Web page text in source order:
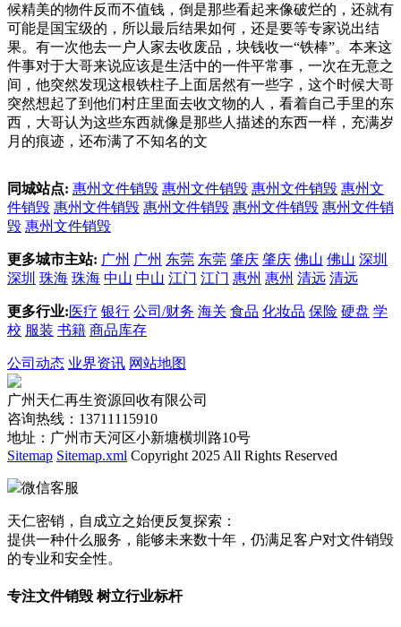
候精美的物件反而不值钱，倒是那些看起来像破烂的，还就有
可能是国宝级的，所以最后结果如何，还是要等专家说出结
果。有一次他去一户人家去收废品，块钱收一“铁棒”。本来这
件事对于大哥来说应该是生活中的一件平常事，一次在无意之
间，他突然发现这根铁柱子上面居然有一些字，这个时候大哥
突然想起了到他们村庄里面去收文物的人，看着自己手里的东
西，大哥认为这些东西就像是那些人描述的东西一样，充满岁
月的痕迹，还布满了不知名的文
同城站点: 惠州文件销毁 惠州文件销毁 惠州文件销毁 惠州文
件销毁 惠州文件销毁 惠州文件销毁 惠州文件销毁 惠州文件销
毁 惠州文件销毁
更多城市主站: 广州 广州 东莞 东莞 肇庆 肇庆 佛山 佛山 深圳
深圳 珠海 珠海 中山 中山 江门 江门 惠州 惠州 清远 清远
更多行业:医疗 银行 公司/财务 海关 食品 化妆品 保险 硬盘 学
校 服装 书籍 商品库存
公司动态 业界资讯 网站地图
广州天仁再生资源回收有限公司
咨询热线：13711115910
地址：广州市天河区小新塘横圳路10号
Sitemap Sitemap.xml Copyright 2025 All Rights Reserved
微信客服
天仁密销，自成立之始便反复探索：
提供一种什么服务，能够未来数十年，仍满足客户对文件销毁
的专业和安全性。
专注文件销毁 树立行业标杆